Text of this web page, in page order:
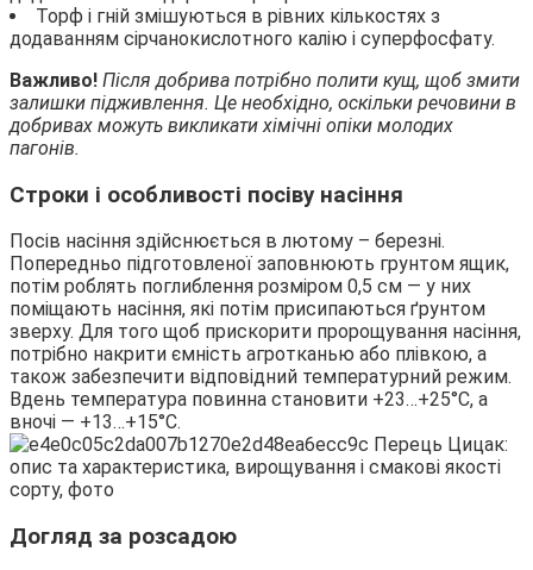
Торф і гній змішуються в рівних кількостях з
додаванням сірчанокислотного калію і суперфосфату.
Важливо! Після добрива потрібно полити кущ, щоб змити
залишки підживлення. Це необхідно, оскільки речовини в
добривах можуть викликати хімічні опіки молодих
пагонів.
Строки і особливості посіву насіння
Посів насіння здійснюється в лютому – березні.
Попередньо підготовленої заповнюють грунтом ящик,
потім роблять поглиблення розміром 0,5 см — у них
поміщають насіння, які потім присипаються ґрунтом
зверху. Для того щоб прискорити пророщування насіння,
потрібно накрити ємність агротканью або плівкою, а
також забезпечити відповідний температурний режим.
Вдень температура повинна становити +23…+25°С, а
вночі — +13…+15°С.
Догляд за розсадою